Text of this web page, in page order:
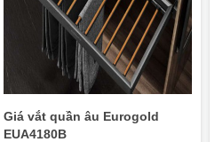
Giá vắt quần âu Eurogold
EUA4180B